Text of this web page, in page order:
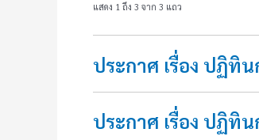
แสดง 1 ถึง 3 จาก 3 แถว
ประกาศ เรื่อง ปฏิทิ
ประกาศ เรื่อง ปฏิทิ